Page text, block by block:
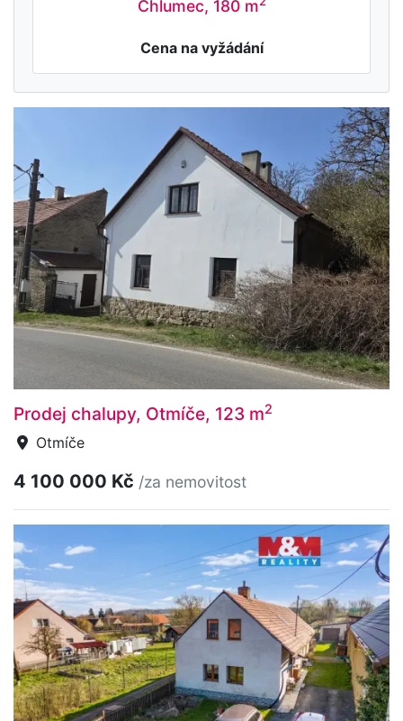
Chlumec, 180 m
Cena na vyžádání
Prodej chalupy, Otmíče, 123 m2
Otmíče
4 100 000 Kč /za nemovitost